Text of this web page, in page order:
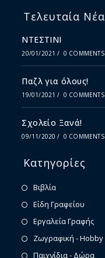
Τελευταία Νέα
ΝΤΕΣΤΙΝΙ
20/01/2021 / 0 COMMENTS
Παζλ για όλους!
19/01/2021 / 0 COMMENTS
Σχολείο Ξανά!
09/11/2020 / 0 COMMENTS
Κατηγορίες
Βιβλία
Είδη Γραφείου
Εργαλεία Γραφής
Ζωγραφική - Hobby
Παιχνίδια - Δώρα